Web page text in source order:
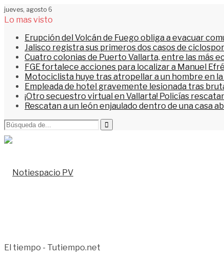
jueves, agosto 6
Lo mas visto
Erupción del Volcán de Fuego obliga a evacuar
Jalisco registra sus primeros dos casos de
Cuatro colonias de Puerto Vallarta, entre las más
FGE fortalece acciones para localizar a Manuel
Motociclista huye tras atropellar a un hombre en
Empleada de hotel gravemente lesionada tras
¡Otro secuestro virtual en Vallarta! Policías
Rescatan a un león enjaulado dentro de una casa
El tiempo - Tutiempo.net